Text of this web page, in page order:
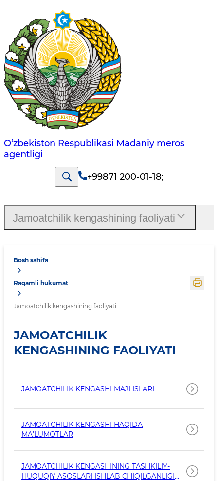
O‘zbekiston Respublikasi Madaniy meros
agentligi
+99871 200-01-18;
Bosh sahifa
Raqamli hukumat
Jamoatchilik kengashining faoliyati
JAMOATCHILIK
KENGASHINING FAOLIYATI
JAMOATCHILIK KENGASHI MAJLISLARI
JAMOATCHILIK KENGASHI HAQIDA
MA’LUMOTLAR
JAMOATCHILIK KENGASHINING TASHKILIY-
HUQUQIY ASOSLARI ISHLAB CHIQILGANLIGI
Jamoatchilik kengashining faoliyati